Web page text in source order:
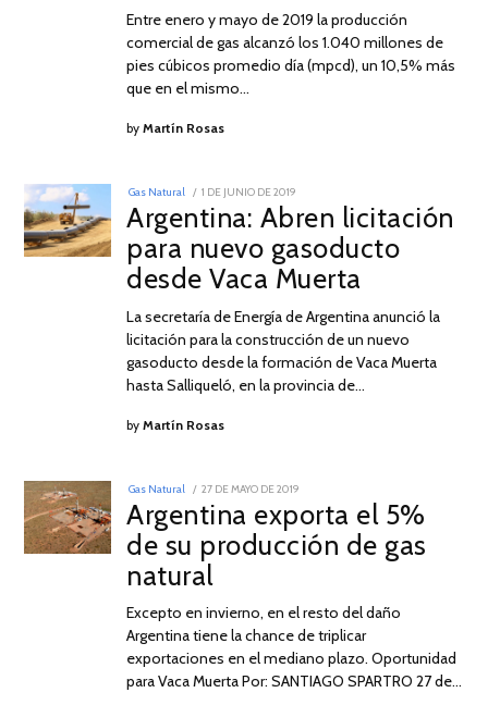
Entre enero y mayo de 2019 la producción
comercial de gas alcanzó los 1.040 millones de
pies cúbicos promedio día (mpcd), un 10,5% más
que en el mismo…
byMartín Rosas
Gas Natural
POSTED
ON
1 DE JUNIO DE 2019
JUNIO
DE
2019
Argentina: Abren licitación
para nuevo gasoducto
desde Vaca Muerta
La secretaría de Energía de Argentina anunció la
licitación para la construcción de un nuevo
gasoducto desde la formación de Vaca Muerta
hasta Salliqueló, en la provincia de…
byMartín Rosas
Gas Natural
POSTED
ON
27 DE MAYO DE 2019
MAYO
DE
2019
Argentina exporta el 5%
de su producción de gas
natural
Excepto en invierno, en el resto del daño
Argentina tiene la chance de triplicar
exportaciones en el mediano plazo. Oportunidad
para Vaca Muerta Por: SANTIAGO SPARTRO 27 de…